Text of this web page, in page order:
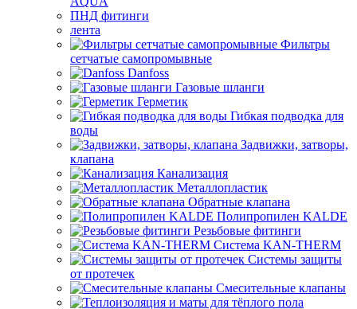
ПНД фитинги
лента
Фильтры
сетчатые самопромывные
Danfoss
Газовые шланги
Герметик
Гибкая подводка для
воды
Задвижки, затворы,
клапана
Канализация
Металлопластик
Обратные клапана
Полипропилен KALDE
Резьбовые фитинги
Система KAN-THERM
Системы защиты
от протечек
Смесительные клапаны